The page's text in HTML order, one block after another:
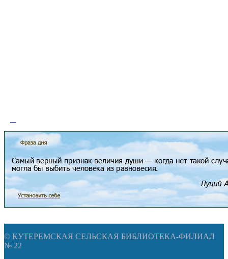
© КУТЕРЕМСКАЯ СЕЛЬСКАЯ БИБЛИОТЕКА-ФИЛИАЛ
№ 22